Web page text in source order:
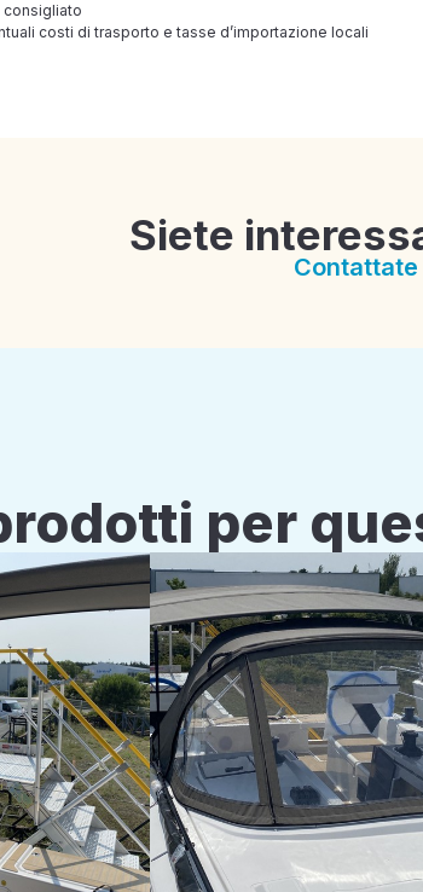
consigliato
costi di trasporto e tasse d’importazione locali
Siete
per